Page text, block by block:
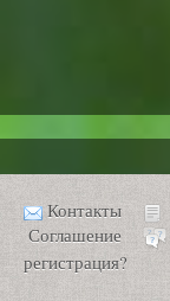
Контакты
Соглашение
регистрация?